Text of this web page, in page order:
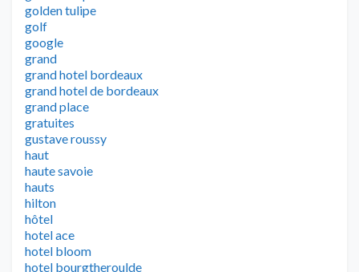
golden tulipe
golf
google
grand
grand hotel bordeaux
grand hotel de bordeaux
grand place
gratuites
gustave roussy
haut
haute savoie
hauts
hilton
hôtel
hotel ace
hotel bloom
hotel bourgtheroulde